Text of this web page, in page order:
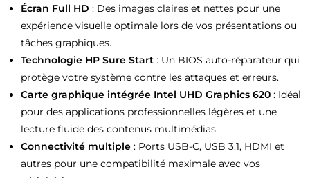
Écran Full HD : Des images claires et nettes pour une
expérience visuelle optimale lors de vos présentations ou
tâches graphiques.
Technologie HP Sure Start : Un BIOS auto-réparateur qui
protège votre système contre les attaques et erreurs.
Carte graphique intégrée Intel UHD Graphics 620 : Idéal
pour des applications professionnelles légères et une
lecture fluide des contenus multimédias.
Connectivité multiple : Ports USB-C, USB 3.1, HDMI et
autres pour une compatibilité maximale avec vos